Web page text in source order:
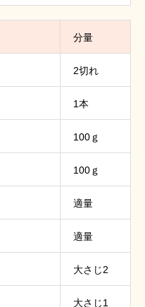
分量
2切れ
1本
100ｇ
100ｇ
適量
適量
大さじ2
大さじ1